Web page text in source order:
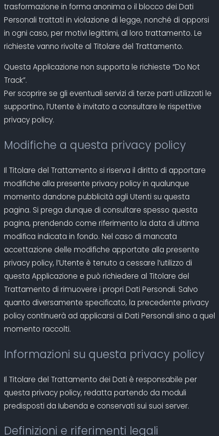
trasformazione in forma anonima o il blocco dei Dati
Personali trattati in violazione di legge, nonché di opporsi
in ogni caso, per motivi legittimi, al loro trattamento. Le
richieste vanno rivolte al Titolare del Trattamento.
Questa Applicazione non supporta le richieste “Do Not
Track”.
Per scoprire se gli eventuali servizi di terze parti utilizzati le
supportino, l’Utente è invitato a consultare le rispettive
privacy policy.
Modifiche a questa privacy policy
Il Titolare del Trattamento si riserva il diritto di apportare
modifiche alla presente privacy policy in qualunque
momento dandone pubblicità agli Utenti su questa
pagina. Si prega dunque di consultare spesso questa
pagina, prendendo come riferimento la data di ultima
modifica indicata in fondo. Nel caso di mancata
accettazione delle modifiche apportate alla presente
privacy policy, l’Utente è tenuto a cessare l’utilizzo di
questa Applicazione e può richiedere al Titolare del
Trattamento di rimuovere i propri Dati Personali. Salvo
quanto diversamente specificato, la precedente privacy
policy continuerà ad applicarsi ai Dati Personali sino a quel
momento raccolti.
Informazioni su questa privacy policy
Il Titolare del Trattamento dei Dati è responsabile per
questa privacy policy, redatta partendo da moduli
predisposti da Iubenda e conservati sui suoi server.
Definizioni e riferimenti legali